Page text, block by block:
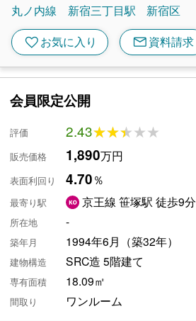
丸ノ内線
新宿三丁目駅 新宿区
favoriteお気に入り mail資料請求
会員限定公開
評価 2.43★★★★★
★★★★★
販売価格 1,890万円
表面利回り 4.70％
最寄り駅 京王線 笹塚駅 徒歩9分
所在地 -
築年月 1994年6月（築32年）
建物構造 SRC造 5階建て
専有面積 18.09㎡
間取り ワンルーム